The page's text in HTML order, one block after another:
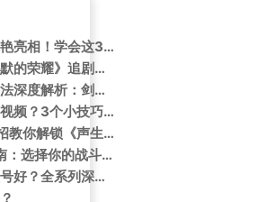
惠英红巴黎时装周惊艳亮相！学会这3招，你也能穿出少年感
海外华人必看！《沉默的荣耀》追剧攻略，教你如何突破地区限制流畅观看
诛仙世界青云输出手法深度解析：剑青云飘逸输出技巧
海外华人看不了国内视频？3个小技巧帮你解决地区限制烦恼
海外追剧党必看！3招教你解锁《声生不息》等大陆综艺限制
热血江湖2.0职业指南：选择你的战斗风格
战争雷霆零战哪个型号好？全系列深度解析与选择指南